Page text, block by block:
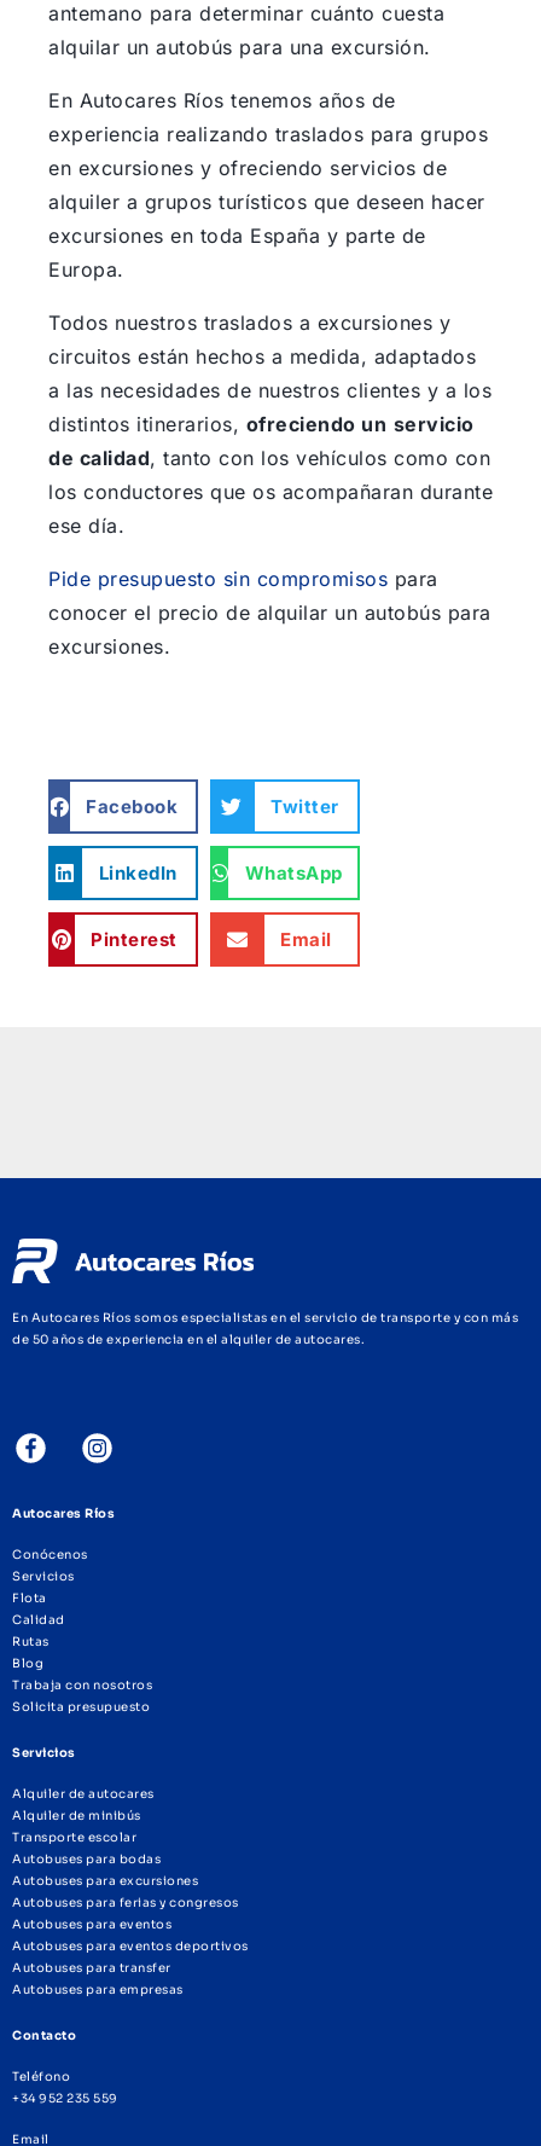
antemano para determinar cuánto cuesta
alquilar un autobús para una excursión.
En Autocares Ríos tenemos años de
experiencia realizando traslados para grupos
en excursiones y ofreciendo servicios de
alquiler a grupos turísticos que deseen hacer
excursiones en toda España y parte de
Europa.
Todos nuestros traslados a excursiones y
circuitos están hechos a medida, adaptados
a las necesidades de nuestros clientes y a los
distintos itinerarios, ofreciendo un servicio
de calidad, tanto con los vehículos como con
los conductores que os acompañaran durante
ese día.
Pide presupuesto sin compromisos para
conocer el precio de alquilar un autobús para
excursiones.
Facebook Twitter
LinkedIn WhatsApp
Pinterest Email
En Autocares Ríos somos especialistas en el servicio de transporte y con más
de 50 años de experiencia en el alquiler de autocares.
Autocares Ríos
Conócenos
Servicios
Flota
Calidad
Rutas
Blog
Trabaja con nosotros
Solicita presupuesto
Servicios
Alquiler de autocares
Alquiler de minibús
Transporte escolar
Autobuses para bodas
Autobuses para excursiones
Autobuses para ferias y congresos
Autobuses para eventos
Autobuses para eventos deportivos
Autobuses para transfer
Autobuses para empresas
Contacto
Teléfono
+34 952 235 559
Email